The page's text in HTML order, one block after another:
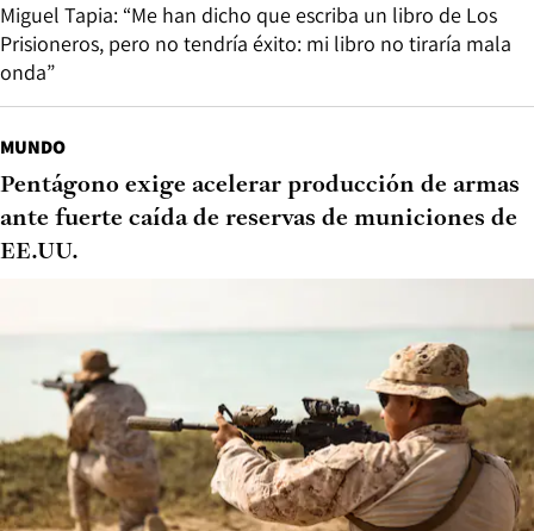
Miguel Tapia: “Me han dicho que escriba un libro de Los
Prisioneros, pero no tendría éxito: mi libro no tiraría mala
onda”
MUNDO
Pentágono exige acelerar producción de armas
ante fuerte caída de reservas de municiones de
EE.UU.